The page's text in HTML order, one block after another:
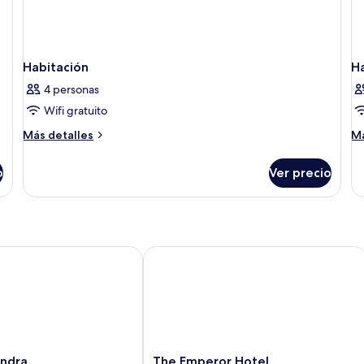
Habitación
4 personas
Wifi gratuito
Más detalles
Más
Ver precio
The
The Emperor Hotel
The Emperor Hotel